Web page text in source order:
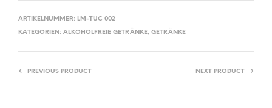
ARTIKELNUMMER: LM-TUC 002
KATEGORIEN: ALKOHOLFREIE GETRÄNKE, GETRÄNKE
PREVIOUS PRODUCT NEXT PRODUCT